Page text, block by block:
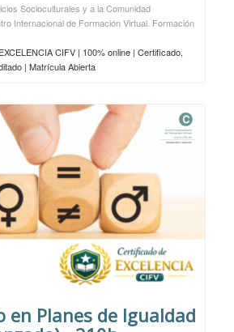
Socioculturales y a la Comunidad
Internacional de Formación Virtual. Formación
CIFV | 100% online | Certificado,
| Matrícula Abierta
en Planes de Igualdad